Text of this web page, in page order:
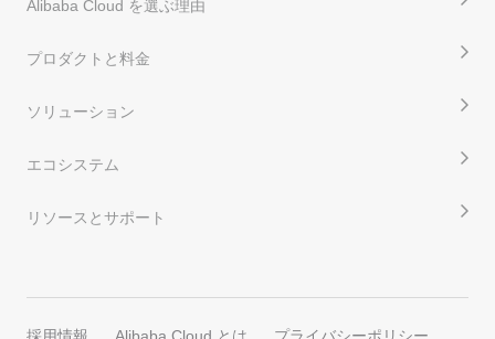
Alibaba Cloud を選ぶ理由
プロダクトと料金
ソリューション
エコシステム
リソースとサポート
採用情報 Alibaba Cloud とは プライバシーポリシー